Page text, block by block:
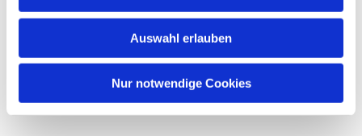
Auswahl erlauben
Nur notwendige Cookies